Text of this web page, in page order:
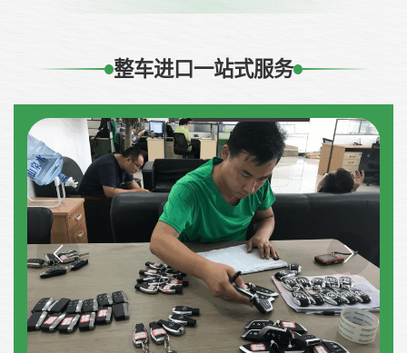
整车进口一站式服务